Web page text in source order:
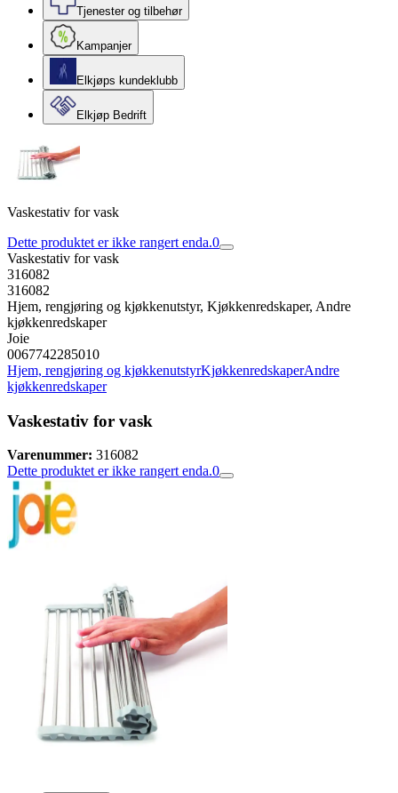
Tjenester og tilbehør
Kampanjer
Elkjøps kundeklubb
Elkjøp Bedrift
Vaskestativ for vask
Dette produktet er ikke rangert enda.0
Vaskestativ for vask
316082
316082
Hjem, rengjøring og kjøkkenutstyr, Kjøkkenredskaper, Andre
kjøkkenredskaper
Joie
0067742285010
Hjem, rengjøring og kjøkkenutstyrKjøkkenredskaperAndre
kjøkkenredskaper
Vaskestativ for vask
Varenummer: 316082
Dette produktet er ikke rangert enda.0